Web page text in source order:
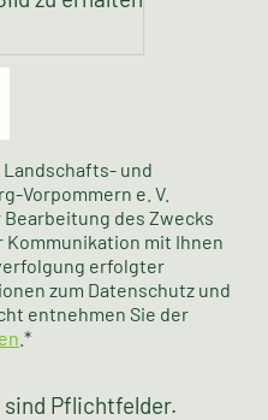
Landschafts- und
Vorpommern e. V.
des Zwecks
mit Ihnen
erfolgter
zum Datenschutz und
entnehmen Sie der
.*
Pflichtfelder.